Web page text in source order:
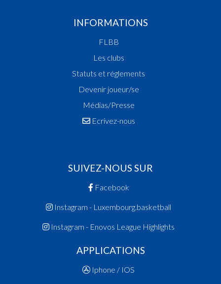
INFORMATIONS
FLBB
Les clubs
Statuts et réglements
Devenir joueur/se
Médias/Presse
Ecrivez-nous
SUIVEZ-NOUS SUR
Facebook
Instagram - Luxembourg.basketball
Instagram - Enovos League Highlights
APPLICATIONS
Iphone / IOS